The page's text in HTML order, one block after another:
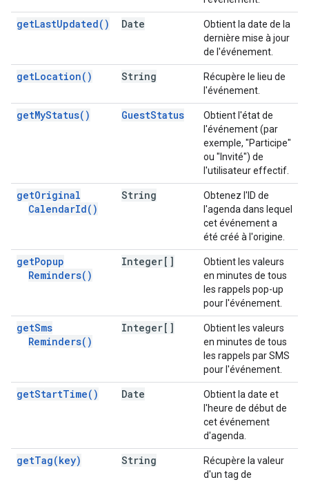
getLastUpdated( ) Date
Obtient la date de la
dernière mise à jour
de l'événement.
getLocation( ) String
Récupère le lieu de
l'événement.
getMyStatus( ) GuestStatus
Obtient l'état de
l'événement (par
exemple, "Participe"
ou "Invité") de
l'utilisateur effectif.
getOriginal
CalendarId( )
String
Obtenez l'ID de
l'agenda dans lequel
cet événement a
été créé à l'origine.
getPopup
Reminders( )
Integer[]
Obtient les valeurs
en minutes de tous
les rappels pop-up
pour l'événement.
getSms
Reminders( )
Integer[]
Obtient les valeurs
en minutes de tous
les rappels par SMS
pour l'événement.
getStartTime( ) Date
Obtient la date et
l'heure de début de
cet événement
d'agenda.
getTag(key) String
Récupère la valeur
d'un tag de